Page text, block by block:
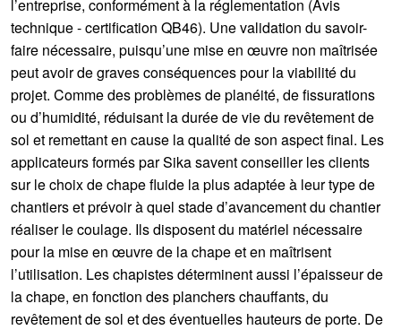
l’entreprise, conformément à la réglementation (Avis
technique - certification QB46). Une validation du savoir-
faire nécessaire, puisqu’une mise en œuvre non maîtrisée
peut avoir de graves conséquences pour la viabilité du
projet. Comme des problèmes de planéité, de fissurations
ou d’humidité, réduisant la durée de vie du revêtement de
sol et remettant en cause la qualité de son aspect final. Les
applicateurs formés par Sika savent conseiller les clients
sur le choix de chape fluide la plus adaptée à leur type de
chantiers et prévoir à quel stade d’avancement du chantier
réaliser le coulage. Ils disposent du matériel nécessaire
pour la mise en œuvre de la chape et en maîtrisent
l’utilisation. Les chapistes déterminent aussi l’épaisseur de
la chape, en fonction des planchers chauffants, du
revêtement de sol et des éventuelles hauteurs de porte. De